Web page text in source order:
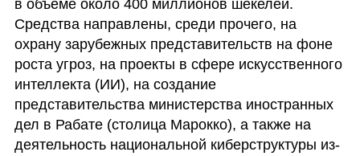
в объеме около 400 миллионов шекелей.
Средства направлены, среди прочего, на
охрану зарубежных представительств на фоне
роста угроз, на проекты в сфере искусственного
интеллекта (ИИ), на создание
представительства министерства иностранных
дел в Рабате (столица Марокко), а также на
деятельность национальной киберструктуры из-